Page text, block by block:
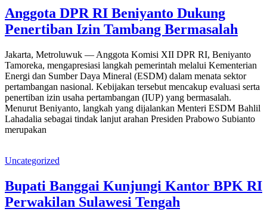
Anggota DPR RI Beniyanto Dukung
Penertiban Izin Tambang Bermasalah
Jakarta, Metroluwuk — Anggota Komisi XII DPR RI, Beniyanto
Tamoreka, mengapresiasi langkah pemerintah melalui Kementerian
Energi dan Sumber Daya Mineral (ESDM) dalam menata sektor
pertambangan nasional. Kebijakan tersebut mencakup evaluasi serta
penertiban izin usaha pertambangan (IUP) yang bermasalah.
Menurut Beniyanto, langkah yang dijalankan Menteri ESDM Bahlil
Lahadalia sebagai tindak lanjut arahan Presiden Prabowo Subianto
merupakan
Uncategorized
Bupati Banggai Kunjungi Kantor BPK RI
Perwakilan Sulawesi Tengah